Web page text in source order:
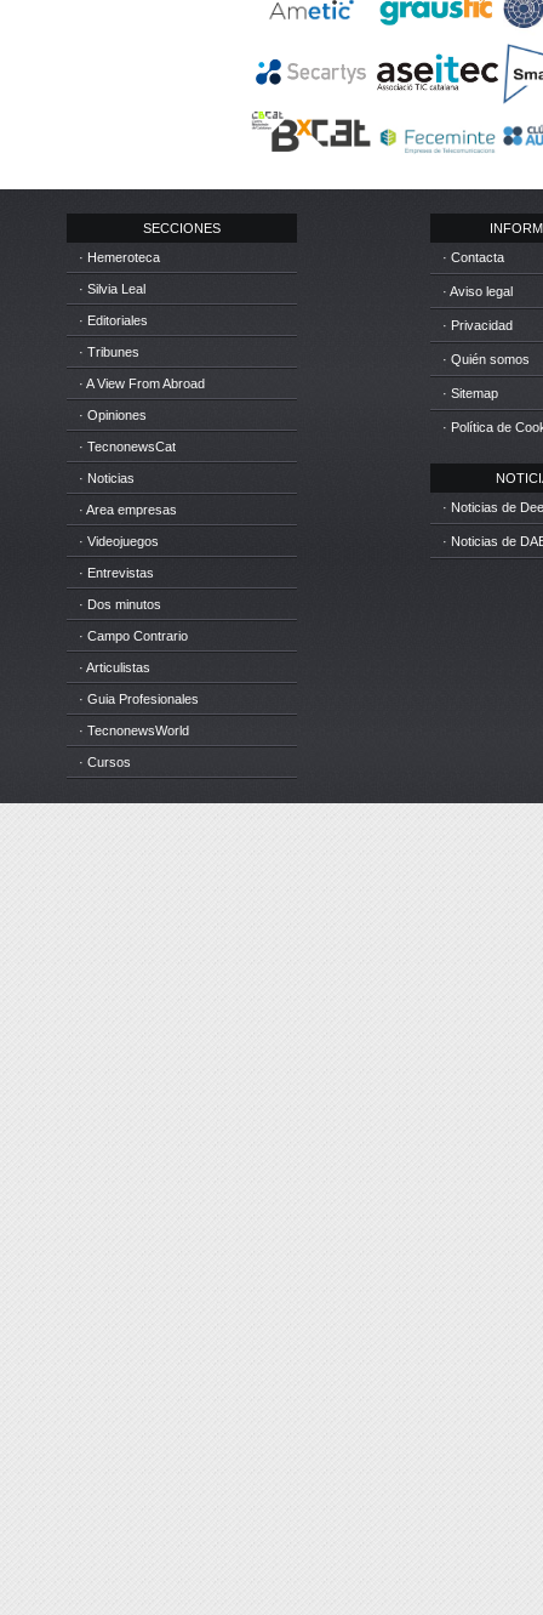
SECCIONES
· Hemeroteca
· Silvia Leal
· Editoriales
· Tribunes
· A View From Abroad
· Opiniones
· TecnonewsCat
· Noticias
· Area empresas
· Videojuegos
· Entrevistas
· Dos minutos
· Campo Contrario
· Articulistas
· Guia Profesionales
· TecnonewsWorld
· Cursos
· Contacta
· Aviso legal
· Privacidad
· Quién somos
· Sitemap
· Política de
· Noticias de
· Noticias de